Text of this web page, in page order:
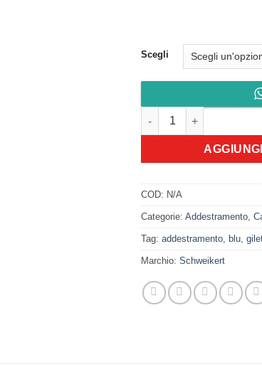
Scegli
Gilet di protezione con
COD: N/A
Categorie: Addestramento
Tag: addestramento blu
Marchio: Schweikert